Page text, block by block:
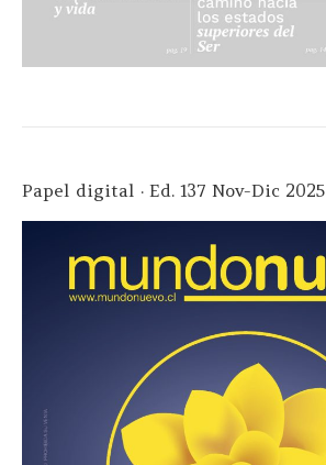
Papel digital · Ed. 137 Nov-Dic 2025